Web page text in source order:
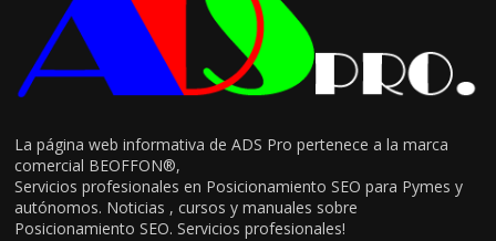
La página web informativa de ADS Pro pertenece a la marca
comercial BEOFFON®,
Servicios profesionales en Posicionamiento SEO para Pymes y
autónomos. Noticias , cursos y manuales sobre
Posicionamiento SEO. Servicios profesionales!